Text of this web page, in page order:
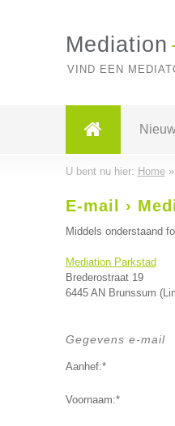
Mediation
VIND EEN
U bent nu hier: Home»
E-mail ›
Middels onderstaand
Mediation Parkstad
Brederostraat 19
6445 AN Brunssum
Gegevens e-mail
Aanhef:*
Voornaam:*